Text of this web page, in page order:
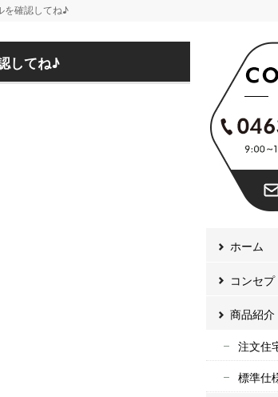
を確認してね♪
してね♪
ホーム
コンセプ
商品紹介
注文住
標準仕
を確認してね♪